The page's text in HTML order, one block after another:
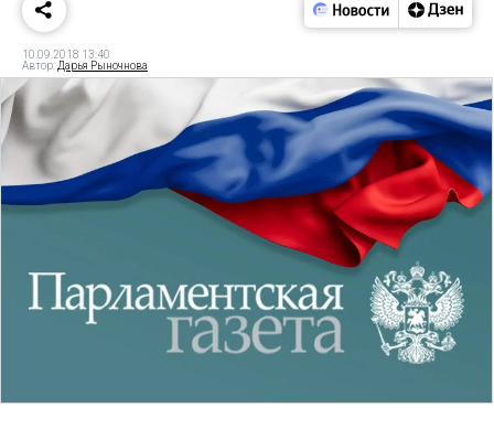
10.09.2018 13:40
Автор: Дарья Рыночнова